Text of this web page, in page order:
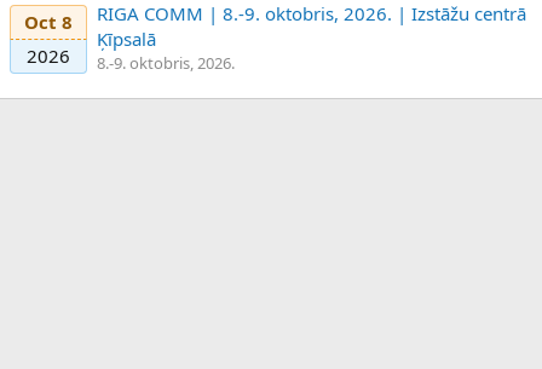
Oct 8
2026
RIGA COMM | 8.-9. oktobris, 2026. | Izstāžu centrā
Ķīpsalā
8.-9. oktobris, 2026.